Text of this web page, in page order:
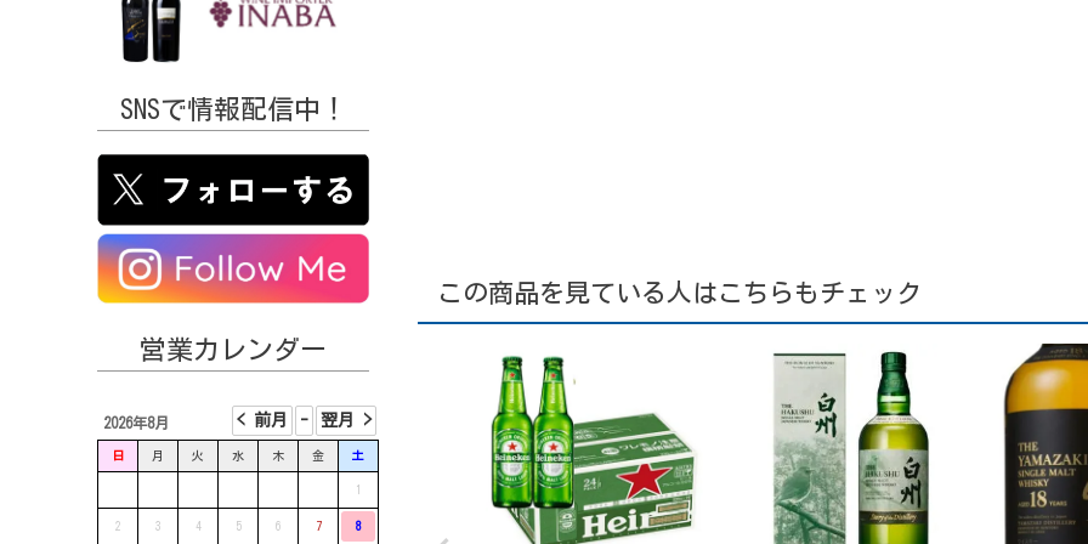
SNSで情報配信中！
営業カレンダー
2026年8月
日 月 火 水 木 金 土
1
2 3 4 5 6 7 8
この商品を見ている人はこちらもチェック